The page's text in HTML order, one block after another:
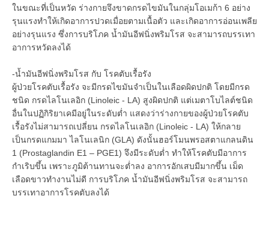
ในขณะที่เป็นหวัด ร่างกายจึงขาดกรดไขมันในกลุ่มโอเมก้า 6 อย่าง
รุนแรงทำให้เกิดอาการปวดเมื่อยตามเนื้อตัว และเกิดอาการอ่อนเพลีย
อย่างรุนแรง ซึ่งการบริโภค น้ำมันอีฟนิ่งพริมโรส จะสามารถบรรเทา
อาการหวัดลงได้
-น้ำมันอีฟนิ่งพริมโรส กับ โรคตับเรื้อรัง
ผู้ป่วยโรคตับเรื้อรัง จะมีกรดไขมันจำเป็นในเลือดผิดปกติ โดยมีกรด
ชนิด กรดไลโนเลอิก (Linoleic - LA) สูงผิดปกติ แต่เมตาโบไลต์ชนิด
อื่นในปฏิกิริยาเคมีอยู่ในระดับต่ำ แสดงว่าร่างกายของผู้ป่วยโรคตับ
เรื้อรังไม่สามารถเปลี่ยน กรดไลโนเลอิก (Linoleic - LA) ให้กลาย
เป็นกรดแกมมา ไลโนเลนิก (GLA) ดังนั้นฮอร์โมนพรอสตาแกลนดิน
1 (Prostaglandin E1 – PGE1) จึงมีระดับต่ำ ทำให้โรคตับมีอาการ
กำเริบขึ้น เพราะภูมิต้านทานจะต่ำลง อาการอักเสบมีมากขึ้น เม็ด
เลือดขาวทำงานไม่ดี การบริโภค น้ำมันอีฟนิ่งพริมโรส จะสามารถ
บรรเทาอาการโรคตับลงได้